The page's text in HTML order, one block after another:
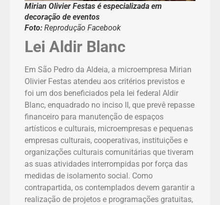
Mirian Olivier Festas é especializada em
decoração de eventos
Foto: Reprodução Facebook
Lei Aldir Blanc
Em São Pedro da Aldeia, a microempresa Mirian
Olivier Festas atendeu aos critérios previstos e
foi um dos beneficiados pela lei federal Aldir
Blanc, enquadrado no inciso II, que prevê repasse
financeiro para manutenção de espaços
artísticos e culturais, microempresas e pequenas
empresas culturais, cooperativas, instituições e
organizações culturais comunitárias que tiveram
as suas atividades interrompidas por força das
medidas de isolamento social. Como
contrapartida, os contemplados devem garantir a
realização de projetos e programações gratuitas,